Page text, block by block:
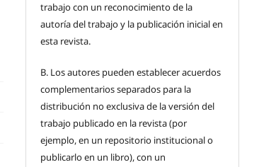
trabajo con un reconocimiento de la
autoría del trabajo y la publicación inicial en
esta revista.
B. Los autores pueden establecer acuerdos
complementarios separados para la
distribución no exclusiva de la versión del
trabajo publicado en la revista (por
ejemplo, en un repositorio institucional o
publicarlo en un libro), con un